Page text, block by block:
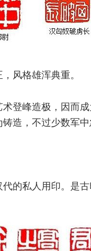
风格雄浑典重。
登峰造极，因而
造，不过少数军
的私人用印。是